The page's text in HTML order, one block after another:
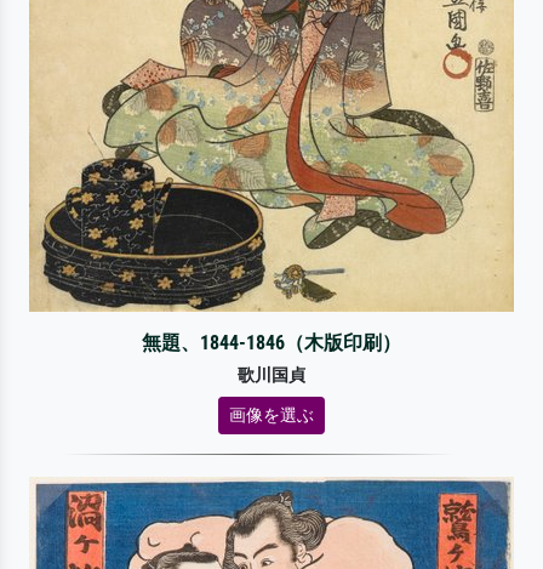
無題、1844-1846（木版印刷）
歌川国貞
画像を選ぶ